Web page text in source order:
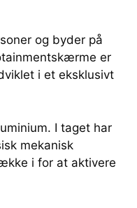
og byder på
er
i et eksklusivt
I taget har
mekanisk
i for at aktivere